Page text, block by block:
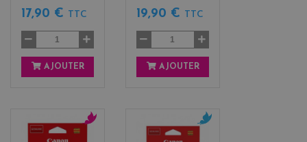
17,90 € TTC
AJOUTER
19,90 € TTC
AJOUTER